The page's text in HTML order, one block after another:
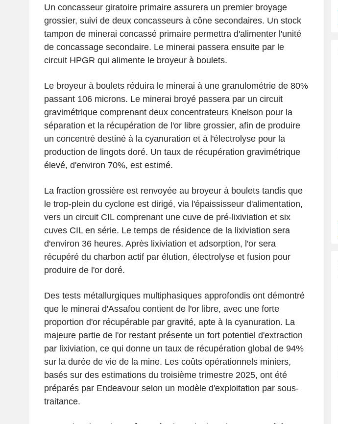
Un concasseur giratoire primaire assurera un premier broyage
grossier, suivi de deux concasseurs à cône secondaires. Un stock
tampon de minerai concassé primaire permettra d'alimenter l'unité
de concassage secondaire. Le minerai passera ensuite par le
circuit HPGR qui alimente le broyeur à boulets.
Le broyeur à boulets réduira le minerai à une granulométrie de 80%
passant 106 microns. Le minerai broyé passera par un circuit
gravimétrique comprenant deux concentrateurs Knelson pour la
séparation et la récupération de l'or libre grossier, afin de produire
un concentré destiné à la cyanuration et à l'électrolyse pour la
production de lingots doré. Un taux de récupération gravimétrique
élevé, d'environ 70%, est estimé.
La fraction grossière est renvoyée au broyeur à boulets tandis que
le trop-plein du cyclone est dirigé, via l'épaississeur d'alimentation,
vers un circuit CIL comprenant une cuve de pré-lixiviation et six
cuves CIL en série. Le temps de résidence de la lixiviation sera
d'environ 36 heures. Après lixiviation et adsorption, l'or sera
récupéré du charbon actif par élution, électrolyse et fusion pour
produire de l'or doré.
Des tests métallurgiques multiphasiques approfondis ont démontré
que le minerai d'Assafou contient de l'or libre, avec une forte
proportion d'or récupérable par gravité, apte à la cyanuration. La
majeure partie de l'or restant présente un fort potentiel d'extraction
par lixiviation, ce qui donne un taux de récupération global de 94%
sur la durée de vie de la mine. Les coûts opérationnels miniers,
basés sur des estimations du troisième trimestre 2025, ont été
préparés par Endeavour selon un modèle d'exploitation par sous-
traitance.